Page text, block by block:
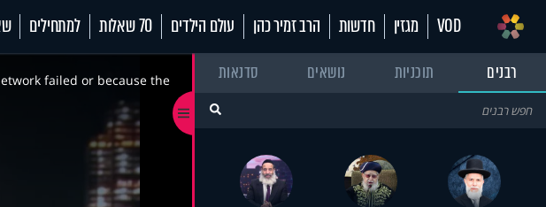
VOD מגזין חדשות הרב זמיר כהן עולם הילדים 70 שאלות למתחילים
רבנים
תוכניות נושאים סדנאות
failed or because the